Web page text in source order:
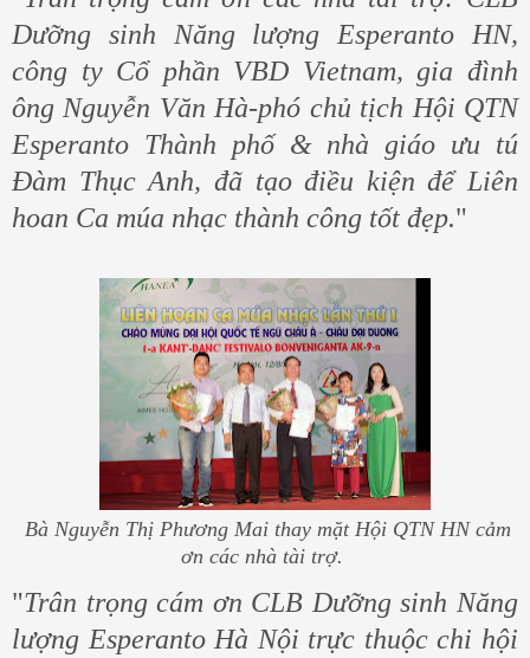
Dưỡng sinh Năng lượng Esperanto HN,
công ty Cổ phần VBD Vietnam, gia đình
ông Nguyễn Văn Hà-phó chủ tịch Hội QTN
Esperanto Thành phố & nhà giáo ưu tú
Đàm Thục Anh, đã tạo điều kiện để Liên
hoan Ca múa nhạc thành công tốt đẹp."
Bà Nguyễn Thị Phương Mai thay mặt Hội QTN HN cảm
ơn các nhà tài trợ.
"Trân trọng cám ơn CLB Dưỡng sinh Năng
lượng Esperanto Hà Nội trực thuộc chi hội